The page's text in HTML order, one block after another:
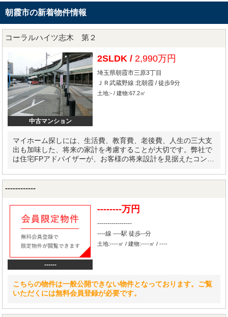
朝霞市の新着物件情報
コーラルハイツ志木 第２
中古マンション
2SLDK / 2,990万円
埼玉県朝霞市三原3丁目
ＪＲ武蔵野線 北朝霞 / 徒歩9分
土地:- / 建物:67.2㎡
マイホーム探しには、生活費、教育費、老後費、人生の三大支
出も加味した、将来の家計を考慮することが大切です。弊社で
は住宅FPアドバイザーが、お客様の将来設計を見据えたコンサ
------------
------
--------万円
-----------------
----線 ----駅 徒歩--分
土地:----㎡ / 建物:----㎡ / ----
こちらの物件は一般公開できない物件となっております。ご覧
いただくには無料会員登録が必要です。